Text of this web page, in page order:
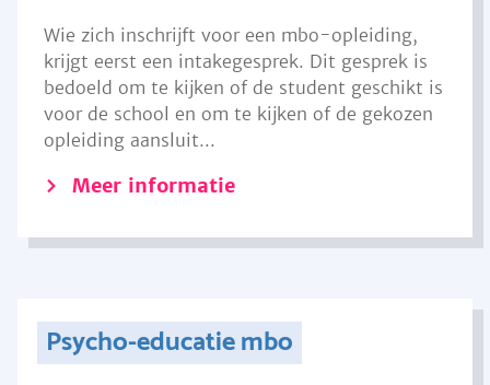
Wie zich inschrijft voor een mbo-opleiding,
krijgt eerst een intakegesprek. Dit gesprek is
bedoeld om te kijken of de student geschikt is
voor de school en om te kijken of de gekozen
opleiding aansluit...
Meer informatie
Psycho-educatie mbo